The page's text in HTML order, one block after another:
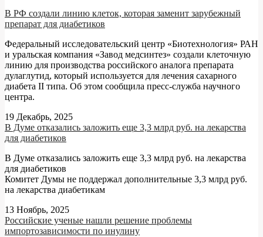
В РФ создали линию клеток, которая заменит зарубежный
препарат для диабетиков
Федеральный исследовательский центр «Биотехнология» РАН
и уральская компания «Завод медсинтез» создали клеточную
линию для производства российского аналога препарата
дулаглутид, который используется для лечения сахарного
диабета II типа. Об этом сообщила пресс-служба научного
центра.
19 Декабрь, 2025
В Думе отказались заложить еще 3,3 млрд руб. на лекарства
для диабетиков
В Думе отказались заложить еще 3,3 млрд руб. на лекарства
для диабетиков
Комитет Думы не поддержал дополнительные 3,3 млрд руб.
на лекарства диабетикам
13 Ноябрь, 2025
Российские ученые нашли решение проблемы
импортозависимости по инулину